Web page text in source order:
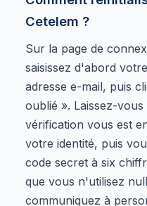
Cetelem ?
Sur la page de
saisissez d'abord
adresse e-mail, puis
oublié ». Laissez-
vérification vous est
votre identité, puis
code secret à six
que vous n'utilisez
communiquez à